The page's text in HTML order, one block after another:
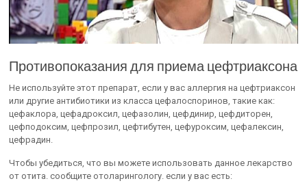
Противопоказания для приема цефтриаксона
Не используйте этот препарат, если у вас аллергия на цефтриаксон
или другие антибиотики из класса цефалоспоринов, такие как:
цефаклора, цефадроксил, цефазолин, цефдинир, цефдиторен,
цефподоксим, цефпрозил, цефтибутен, цефуроксим, цефалексин,
цефрадин.
Чтобы убедиться, что вы можете использовать данное лекарство
от отита. сообщите отоларингологу. если у вас есть: